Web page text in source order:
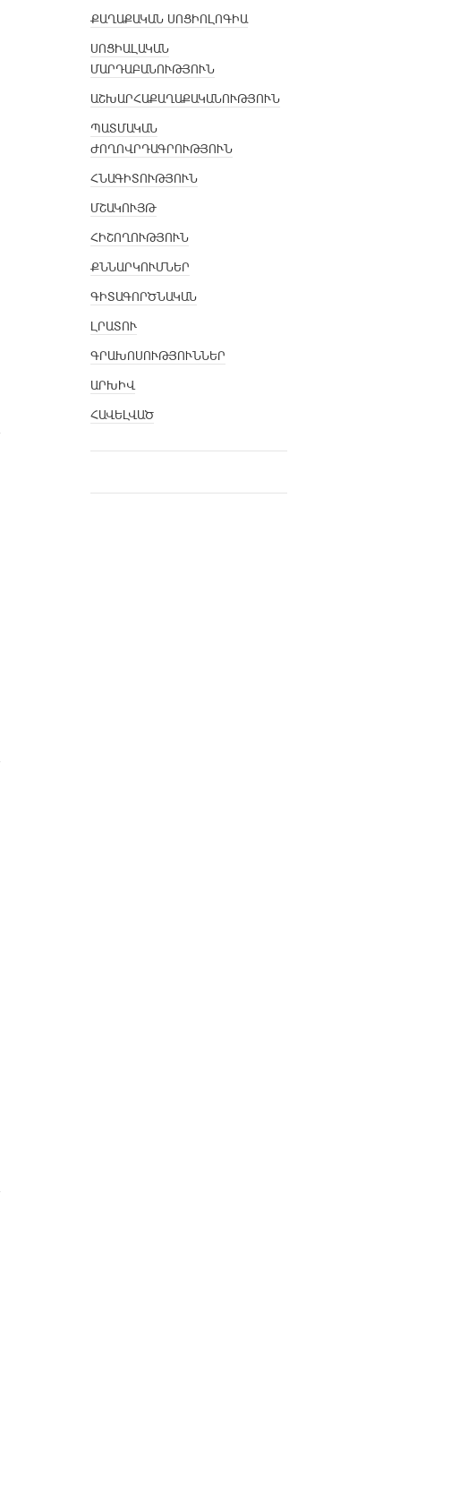
ՔԱՂԱՔԱԿԱՆ ՍՈՑԻՈԼՈԳԻԱ
ՍՈՑԻԱԼԱԿԱՆ
ՄԱՐԴԱԲԱՆՈՒԹՅՈՒՆ
ԱՇԽԱՐՀԱՔԱՂԱՔԱԿԱՆՈՒԹՅՈՒՆ
ՊԱՏՄԱԿԱՆ
ԺՈՂՈՎՐԴԱԳՐՈՒԹՅՈՒՆ
ՀՆԱԳԻՏՈՒԹՅՈՒՆ
ՄՇԱԿՈՒՅԹ
ՀԻՇՈՂՈՒԹՅՈՒՆ
ՔՆՆԱՐԿՈՒՄՆԵՐ
ԳԻՏԱԳՈՐԾՆԱԿԱՆ
ԼՐԱՏՈՒ
ԳՐԱԽՈՍՈՒԹՅՈՒՆՆԵՐ
ԱՐԽԻՎ
ՀԱՎԵԼՎԱԾ